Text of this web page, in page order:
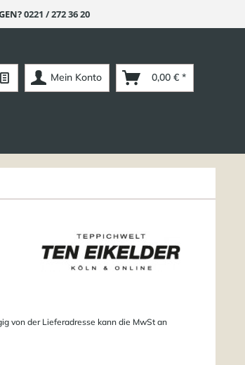
0221 / 272 36 20
Mein Konto 0,00 € *
von der Lieferadresse kann die MwSt an